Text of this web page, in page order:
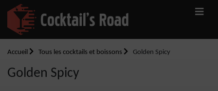
Accueil Tous les cocktails et boissons Golden Spicy
Golden Spicy